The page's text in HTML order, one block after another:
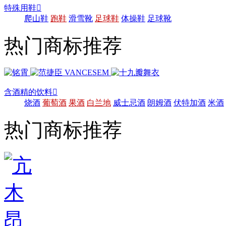
特殊用鞋
爬山鞋 跑鞋 滑雪靴 足球鞋 体操鞋 足球靴
热门商标推荐
含酒精的饮料
烧酒 葡萄酒 果酒 白兰地 威士忌酒 朗姆酒 伏特加酒 米酒
热门商标推荐